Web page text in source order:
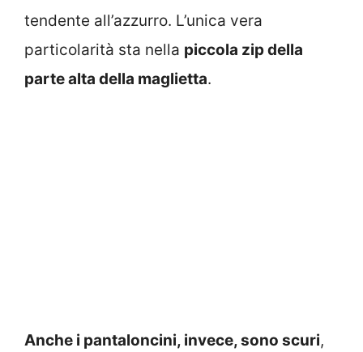
tendente all’azzurro. L’unica vera
particolarità sta nella piccola zip della
parte alta della maglietta.
Anche i pantaloncini, invece, sono scuri,